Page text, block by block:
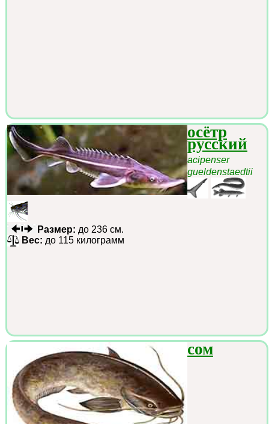
осётр
русский
acipenser
gueldenstaedtii
Размер: до 236 см.
Вес: до 115 килограмм
сом